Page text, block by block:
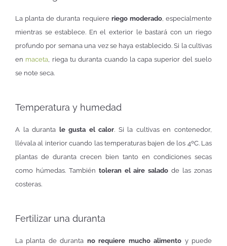
La planta de duranta requiereriego moderado, especialmente
mientras se establece. En el exterior le bastará con un riego
profundo por semana una vez se haya establecido. Si la cultivas
en maceta , riega tu duranta cuando la capa superior del suelo
se note seca.
Temperatura y humedad
A la duranta le gusta el calor. Si la cultivas en contenedor,
llévala al interior cuando las temperaturas bajen de los 4ºC. Las
plantas de duranta crecen bien tanto en condiciones secas
como húmedas. También toleran el aire salado de las zonas
costeras.
Fertilizar una duranta
La planta de duranta no requiere mucho alimento y puede